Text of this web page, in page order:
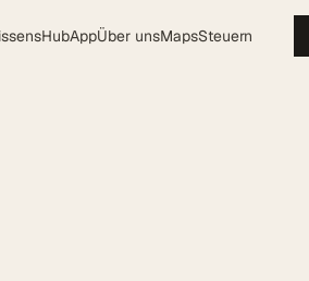
AppÜber unsMapsSteuern